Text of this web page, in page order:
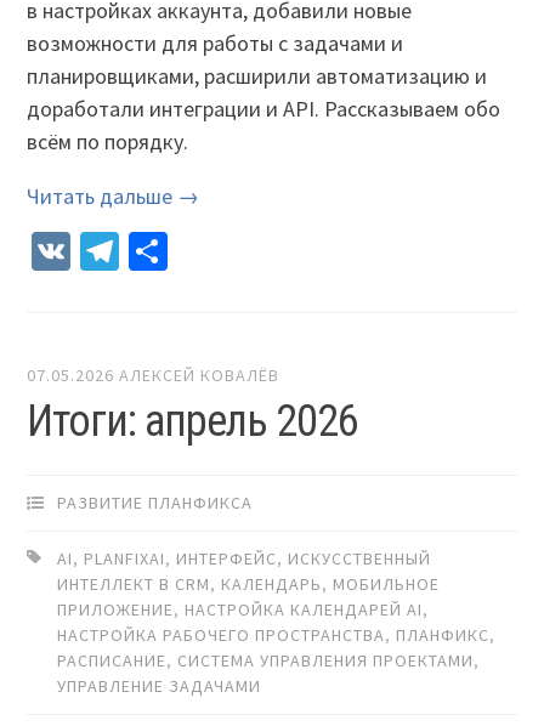
в настройках аккаунта, добавили новые
возможности для работы с задачами и
планировщиками, расширили автоматизацию и
доработали интеграции и API. Рассказываем обо
всём по порядку.
Читать дальше →
VK Telegram
07.05.2026 АЛЕКСЕЙ КОВАЛЁВ
Итоги: апрель 2026
РАЗВИТИЕ ПЛАНФИКСА
AI, PLANFIXAI, ИНТЕРФЕЙС, ИСКУССТВЕННЫЙ
ИНТЕЛЛЕКТ В CRM, КАЛЕНДАРЬ, МОБИЛЬНОЕ
ПРИЛОЖЕНИЕ, НАСТРОЙКА КАЛЕНДАРЕЙ AI,
НАСТРОЙКА РАБОЧЕГО ПРОСТРАНСТВА, ПЛАНФИКС,
РАСПИСАНИЕ, СИСТЕМА УПРАВЛЕНИЯ ПРОЕКТАМИ,
УПРАВЛЕНИЕ ЗАДАЧАМИ